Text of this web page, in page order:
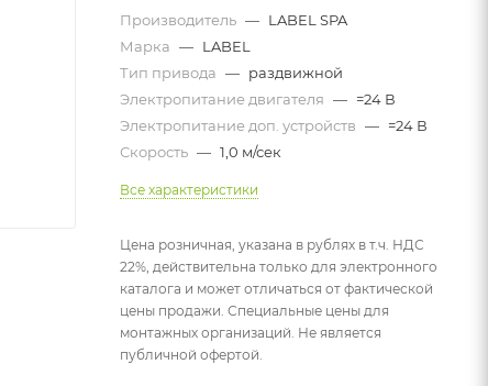
Производитель — LABEL SPA
Марка — LABEL
Тип привода — раздвижной
Электропитание двигателя — =24 В
Электропитание доп. устройств — =24 В
Скорость — 1,0 м/сек
Все характеристики
Цена розничная, указана в рублях в т.ч. НДС
22%, действительна только для электронного
каталога и может отличаться от фактической
цены продажи. Специальные цены для
монтажных организаций. Не является
публичной офертой.